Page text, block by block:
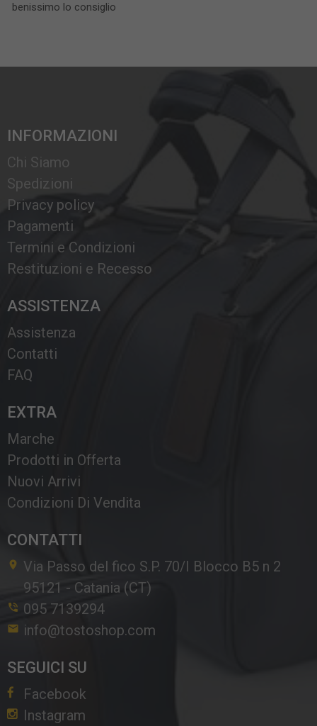
benissimo lo consiglio
INFORMAZIONI
Chi Siamo
Spedizioni
Privacy policy
Pagamenti
Termini e Condizioni
Restituzioni e Recesso
ASSISTENZA
Assistenza
Contatti
FAQ
EXTRA
Marche
Prodotti in Offerta
Nuovi Arrivi
Condizioni Di Vendita
CONTATTI
Via Passo del fico S.P. 70/I Blocco B5 n 2
95121 - Catania (CT)
095 7139294
info@tostoshop.com
SEGUICI SU
Facebook
Instagram